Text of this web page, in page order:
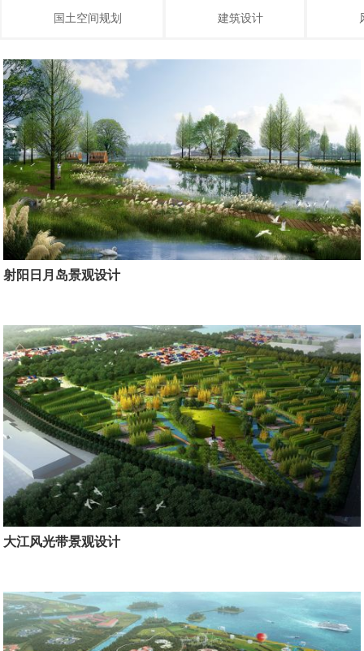
国土空间规划 建筑设计
射阳日月岛景观设计
大江风光带景观设计